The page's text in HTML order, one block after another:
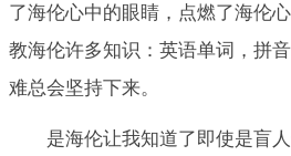
了海伦心中的眼睛，点燃了海伦
教海伦许多知识：英语单词，拼
难总会坚持下来。
是海伦让我知道了即使是盲